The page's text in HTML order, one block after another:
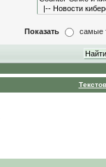
Показать самые